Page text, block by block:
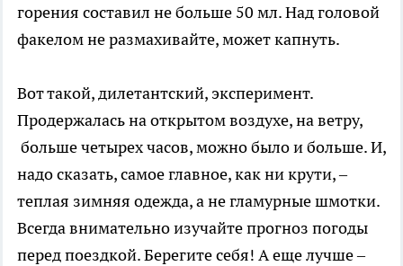
горения составил не больше 50 мл. Над головой
факелом не размахивайте, может капнуть.
Вот такой, дилетантский, эксперимент.
Продержалась на открытом воздухе, на ветру,
больше четырех часов, можно было и больше. И,
надо сказать, самое главное, как ни крути, –
теплая зимняя одежда, а не гламурные шмотки.
Всегда внимательно изучайте прогноз погоды
перед поездкой. Берегите себя! А еще лучше –